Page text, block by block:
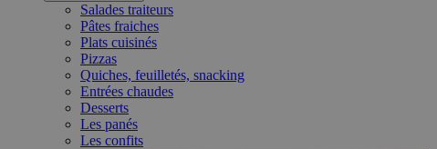
Salades traiteurs
Pâtes fraiches
Plats cuisinés
Pizzas
Quiches, feuilletés, snacking
Entrées chaudes
Desserts
Les panés
Les confits